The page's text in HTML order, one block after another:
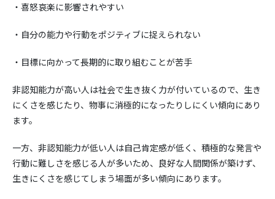
・喜怒哀楽に影響されやすい
・自分の能力や行動をポジティブに捉えられない
・目標に向かって長期的に取り組むことが苦手
非認知能力が高い人は社会で生き抜く力が付いているので、生き
にくさを感じたり、物事に消極的になったりしにくい傾向にあり
ます。
一方、非認知能力が低い人は自己肯定感が低く、積極的な発言や
行動に難しさを感じる人が多いため、良好な人間関係が築けず、
生きにくさを感じてしまう場面が多い傾向にあります。